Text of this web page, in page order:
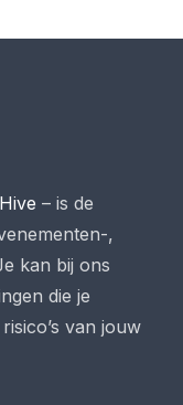
– is de
,
kan bij ons
die je
van jouw